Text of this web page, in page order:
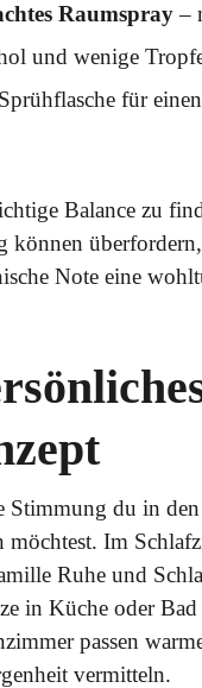
Raumspray–
und wenige
für
Balance zu
können
Note eine
Stimmung du in den
möchtest. Im
Ruhe und
in Küche oder
passen
vermitteln.